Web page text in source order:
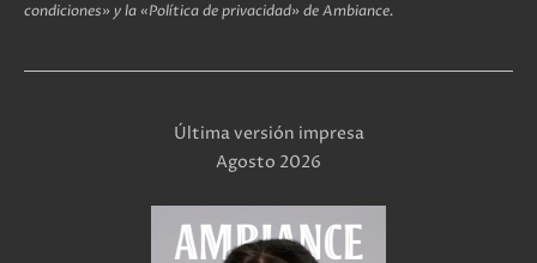
condiciones» y la «Política de privacidad» de Ambiance.
Última versión impresa
Agosto 2026